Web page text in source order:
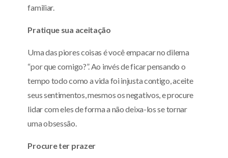
familiar.
Pratique sua aceitação
Uma das piores coisas é você empacar no dilema
“por que comigo?”. Ao invés de ficar pensando o
tempo todo como a vida foi injusta contigo, aceite
seus sentimentos, mesmos os negativos, e procure
lidar com eles de forma a não deixa-los se tornar
uma obsessão.
Procure ter prazer